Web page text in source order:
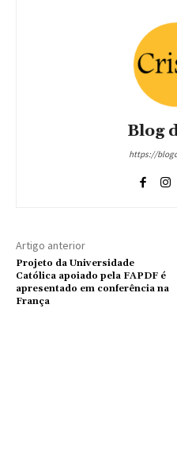
Blog
https://
Artigo anterior
Projeto da Universidade
Católica apoiado pela FAPDF é
apresentado em conferência na
França